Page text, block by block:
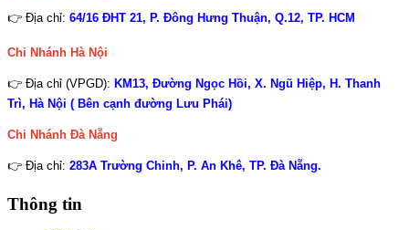
👉 Địa chỉ: 64/16 ĐHT 21, P. Đông Hưng Thuận, Q.12, TP. HCM
Chi Nhánh Hà Nội
👉 Địa chỉ (VPGD): KM13, Đường Ngọc Hồi, X. Ngũ Hiệp, H. Thanh
Trì, Hà Nội ( Bên cạnh đường Lưu Phái)
Chi Nhánh Đà Nẵng
👉 Địa chỉ: 283A Trường Chinh, P. An Khê, TP. Đà Nẵng.
Thông tin